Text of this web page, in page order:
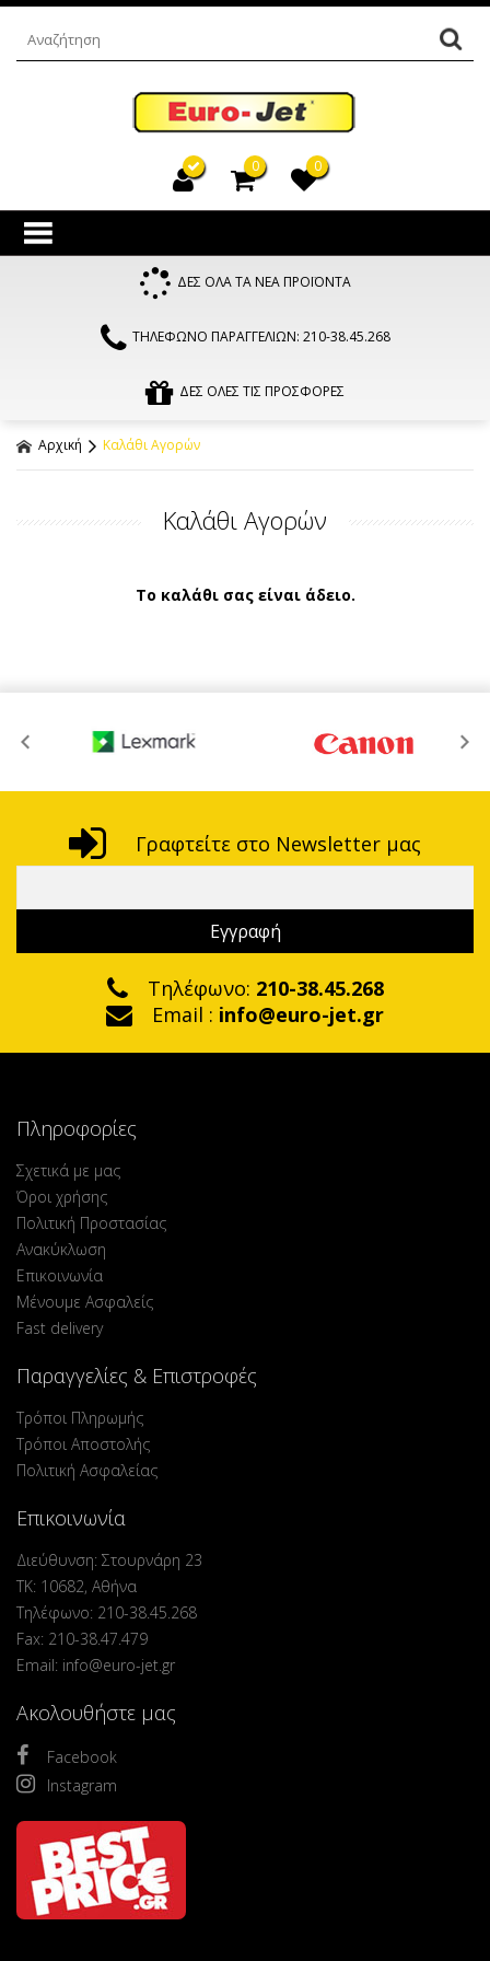
0 0
ΔΕΣ ΟΛΑ ΤΑ ΝΕΑ ΠΡΟΪΟΝΤΑ
ΤΗΛΕΦΩΝΟ ΠΑΡΑΓΓΕΛΙΩΝ: 210-38.45.268
ΔΕΣ ΟΛΕΣ ΤΙΣ ΠΡΟΣΦΟΡΕΣ
Αρχική Καλάθι Αγορών
Καλάθι Αγορών
Το καλάθι σας είναι άδειο.
Γραφτείτε στο Newsletter μας
Τηλέφωνο: 210-38.45.268
Email : info@euro-jet.gr
Πληροφορίες
Σχετικά με μας
Όροι χρήσης
Πολιτική Προστασίας
Ανακύκλωση
Επικοινωνία
Μένουμε Ασφαλείς
Fast delivery
Παραγγελίες & Επιστροφές
Τρόποι Πληρωμής
Τρόποι Αποστολής
Πολιτική Ασφαλείας
Επικοινωνία
Διεύθυνση: Στουρνάρη 23
ΤΚ: 10682, Αθήνα
Τηλέφωνο: 210-38.45.268
Fax: 210-38.47.479
Email: info@euro-jet.gr
Ακολουθήστε μας
Facebook
Instagram